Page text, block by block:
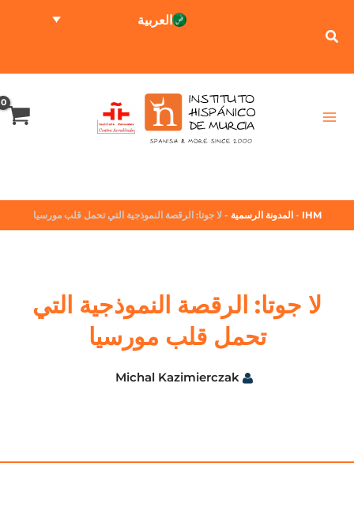
العربية
IHM
-المدونة الرسمية-لا جوتا: الرقصة النموذجية التي تحمل قلب مورسيا
لا جوتا: الرقصة النموذجية التي
تحمل قلب مورسيا
Michal Kazimierczak